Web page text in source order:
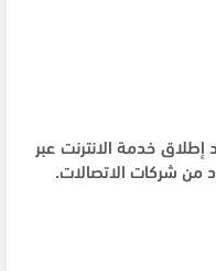
إطلاق خدمة الانترنت عبر